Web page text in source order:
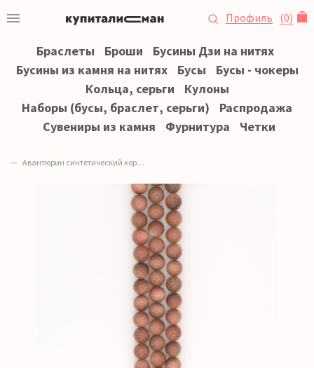
Профиль (0)
Браслеты Броши
Бусины Дзи на нитях
Бусины из камня на нитях
Бусы
Бусы - чокеры
Кольца, серьги
Кулоны
Наборы (бусы, браслет, серьги)
Распродажа
Сувениры из камня
Фурнитура Четки
Авантюрин синтетический коричневый